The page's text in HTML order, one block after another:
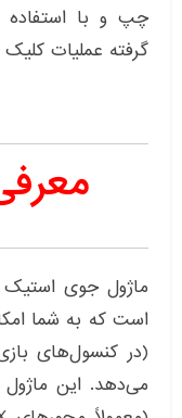
چپ و با استفاده
گرفته عملیات
(در کنسول‌های
می‌دهد. این ماژول